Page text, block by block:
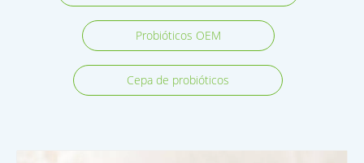
Probióticos OEM
Cepa de probióticos